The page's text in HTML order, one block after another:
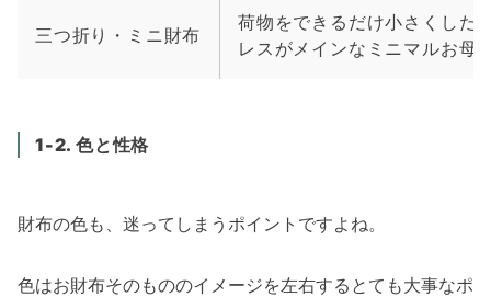
三つ折り・ミニ財布
荷物をできるだけ小さくした
レスがメインなミニマルお母
1-2. 色と性格
財布の色も、迷ってしまうポイントですよね。
色はお財布そのもののイメージを左右するとても大事なポ